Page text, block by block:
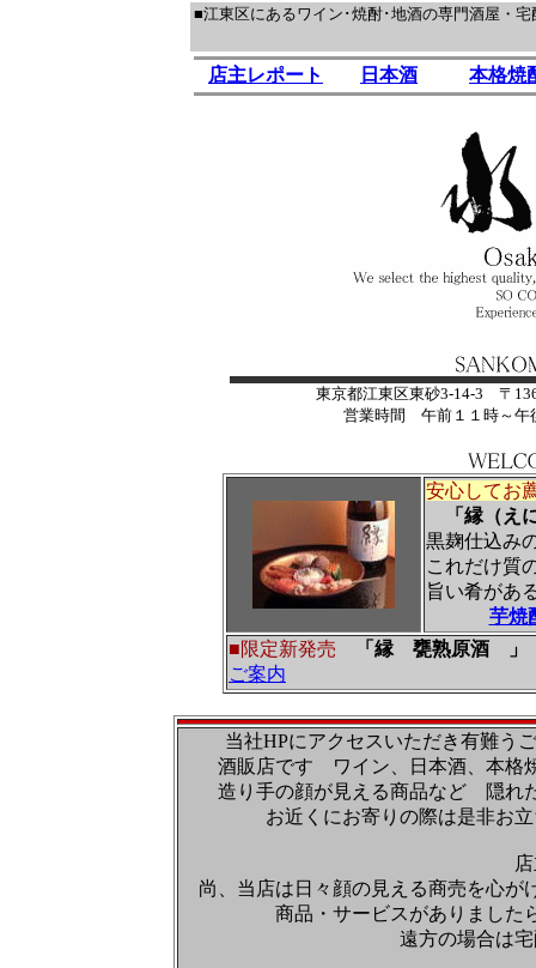
■江東区にあるワイン･焼酎･地酒の専門酒屋・
店主レポート 日本酒 本格焼
東京都江東区東砂3-14-3 〒
営業時間 午前１１時～
安心してお
「縁（え
黒麹仕込み
これだけ質
旨い肴が
芋焼
■限定新発売 「縁 甕熟原酒 」
ご案内
当社HPにアクセスいただき有難う
酒販店です ワイン、日本酒、本格
造り手の顔が見える商品など 隠れ
お近くにお寄りの際は是非お
尚、当店は日々顔の見える商売を心
商品・サービスがありまし
遠方の場合は